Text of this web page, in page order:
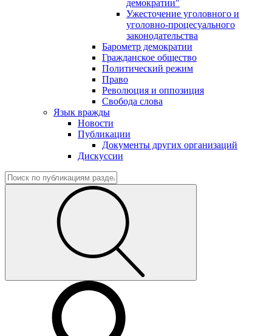
демократии"
Ужесточение уголовного и
уголовно-процесуального
законодательства
Барометр демократии
Гражданское общество
Политический режим
Право
Революция и оппозиция
Свобода слова
Язык вражды
Новости
Публикации
Документы других организаций
Дискуссии